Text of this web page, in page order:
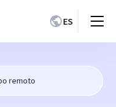
ES
remoto